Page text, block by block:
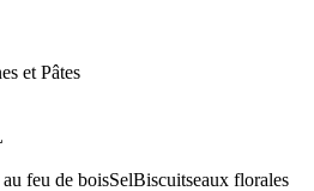
et Pâtes
feu de boisSelBiscuitseaux florales